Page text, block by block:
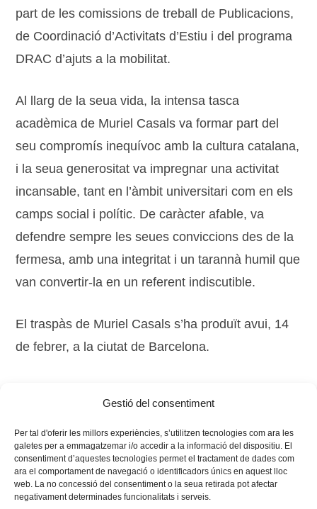
Gestió del consentiment
Per tal d'oferir les millors experiències, s’utilitzen tecnologies com ara les
galetes per a emmagatzemar i/o accedir a la informació del dispositiu. El
consentiment d’aquestes tecnologies permet el tractament de dades com
ara el comportament de navegació o identificadors únics en aquest lloc
web. La no concessió del consentiment o la seua retirada pot afectar
negativament determinades funcionalitats i serveis.
part de les comissions de treball de Publicacions,
de Coordinació d’Activitats d’Estiu i del programa
DRAC d’ajuts a la mobilitat.
Al llarg de la seua vida, la intensa tasca
acadèmica de Muriel Casals va formar part del
seu compromís inequívoc amb la cultura catalana,
i la seua generositat va impregnar una activitat
incansable, tant en l’àmbit universitari com en els
camps social i polític. De caràcter afable, va
defendre sempre les seues conviccions des de la
fermesa, amb una integritat i un tarannà humil que
van convertir-la en un referent indiscutible.
El traspàs de Muriel Casals s’ha produït avui, 14
de febrer, a la ciutat de Barcelona.